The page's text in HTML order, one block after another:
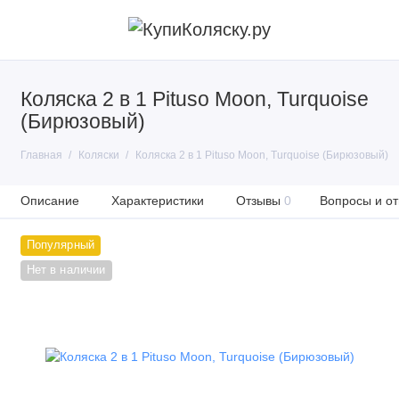
Коляска 2 в 1 Pituso Moon, Turquoise
(Бирюзовый)
Главная Коляски Коляска 2 в 1 Pituso Moon, Turquoise (Бирюзовый)
Описание Характеристики Отзывы 0 Вопросы и
Популярный
Нет в наличии